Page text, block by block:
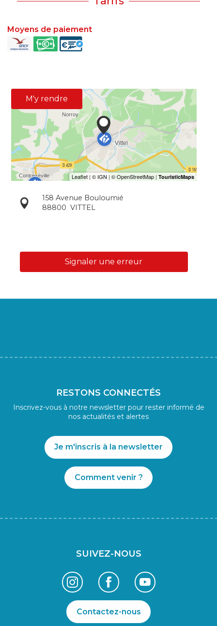
Moyens de paiement
M'y rendre
158 Avenue Bouloumié
88800 VITTEL
Signaler une erreur
RESTONS CONNECTÉS
Inscrivez-vous à notre newsletter pour rester informé de
nos actualités et alertes
Je m'inscris à la newsletter
Comment venir ?
SUIVEZ-NOUS
Contactez-nous